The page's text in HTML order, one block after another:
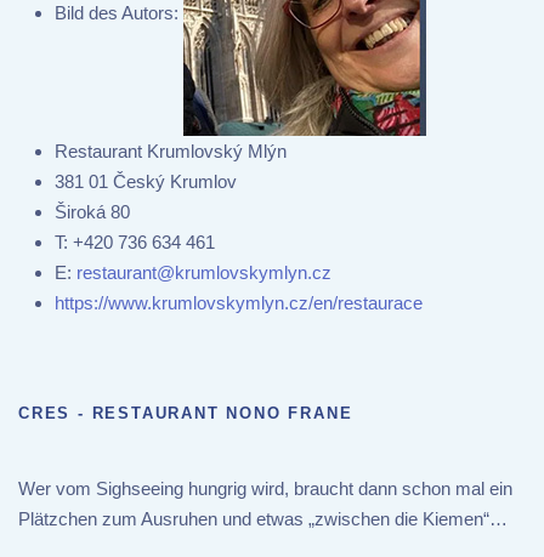
Bild des Autors:
Restaurant Krumlovský Mlýn
381 01 Český Krumlov
Široká 80
T: +420 736 634 461
E: restaurant@krumlovskymlyn.cz
https://www.krumlovskymlyn.cz/en/restaurace
CRES - RESTAURANT NONO FRANE
Wer vom Sighseeing hungrig wird, braucht dann schon mal ein
Plätzchen zum Ausruhen und etwas „zwischen die Kiemen“…